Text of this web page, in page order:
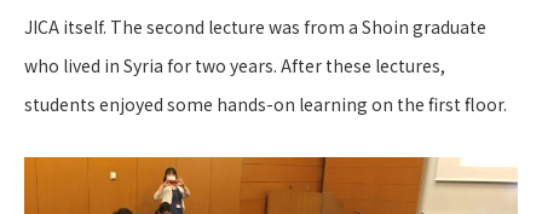
JICA itself. The second lecture was from a Shoin graduate
who lived in Syria for two years. After these lectures,
students enjoyed some hands-on learning on the first floor.